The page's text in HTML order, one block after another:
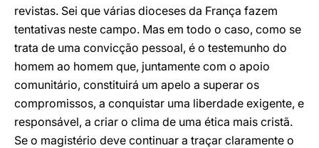
revistas. Sei que várias dioceses da França fazem
tentativas neste campo. Mas em todo o caso, como se
trata de uma convicção pessoal, é o testemunho do
homem ao homem que, juntamente com o apoio
comunitário, constituirá um apelo a superar os
compromissos, a conquistar uma liberdade exigente, e
responsável, a criar o clima de uma ética mais cristã.
Se o magistério deve continuar a traçar claramente o